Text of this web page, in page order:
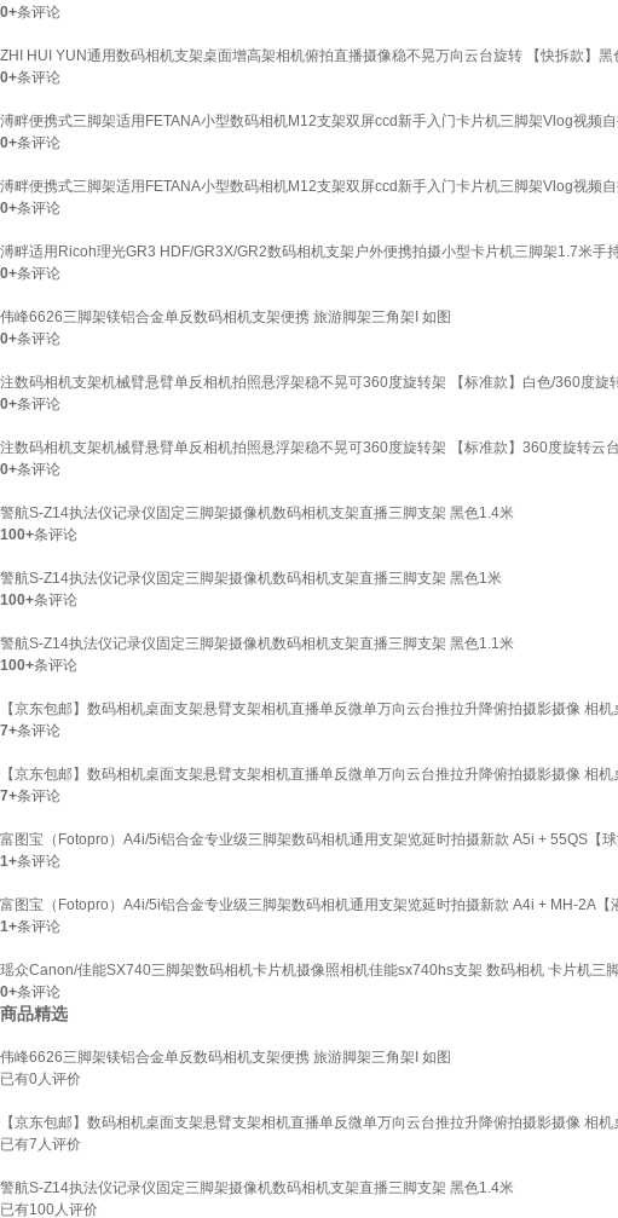
0+条评论
ZHI HUI YUN通用数码相机支架桌面增高架相机俯拍直播摄像稳不晃万向云台旋转 【快拆款】黑
0+条评论
溥畔便携式三脚架适用FETANA小型数码相机M12支架双屏ccd新手入门卡片机三脚架Vlog视频
0+条评论
溥畔便携式三脚架适用FETANA小型数码相机M12支架双屏ccd新手入门卡片机三脚架Vlog视频
0+条评论
溥畔适用Ricoh理光GR3 HDF/GR3X/GR2数码相机支架户外便携拍摄小型卡片机三脚架1.7米手
0+条评论
伟峰6626三脚架镁铝合金单反数码相机支架便携 旅游脚架三角架I 如图
0+条评论
注数码相机支架机械臂悬臂单反相机拍照悬浮架稳不晃可360度旋转架 【标准款】白色/360度旋
0+条评论
注数码相机支架机械臂悬臂单反相机拍照悬浮架稳不晃可360度旋转架 【标准款】360度旋转云
0+条评论
警航S-Z14执法仪记录仪固定三脚架摄像机数码相机支架直播三脚支架 黑色1.4米
100+条评论
警航S-Z14执法仪记录仪固定三脚架摄像机数码相机支架直播三脚支架 黑色1米
100+条评论
警航S-Z14执法仪记录仪固定三脚架摄像机数码相机支架直播三脚支架 黑色1.1米
100+条评论
【京东包邮】数码相机桌面支架悬臂支架相机直播单反微单万向云台推拉升降俯拍摄影摄像 相
7+条评论
【京东包邮】数码相机桌面支架悬臂支架相机直播单反微单万向云台推拉升降俯拍摄影摄像 相
7+条评论
富图宝（Fotopro）A4i/5i铝合金专业级三脚架数码相机通用支架览延时拍摄新款 A5i + 55QS【
1+条评论
富图宝（Fotopro）A4i/5i铝合金专业级三脚架数码相机通用支架览延时拍摄新款 A4i + MH-2A【
1+条评论
瑶众Canon/佳能SX740三脚架数码相机卡片机摄像照相机佳能sx740hs支架 数码相机 卡片机三
0+条评论
商品精选
伟峰6626三脚架镁铝合金单反数码相机支架便携 旅游脚架三角架I 如图
已有0人评价
【京东包邮】数码相机桌面支架悬臂支架相机直播单反微单万向云台推拉升降俯拍摄影摄像 相
已有7 人评价
警航S-Z14执法仪记录仪固定三脚架摄像机数码相机支架直播三脚支架 黑色1.4米
已有100人评价